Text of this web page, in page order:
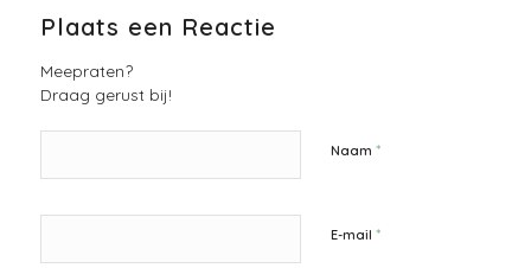
Plaats een Reactie
Meepraten?
Draag gerust bij!
Naam *
E-mail *